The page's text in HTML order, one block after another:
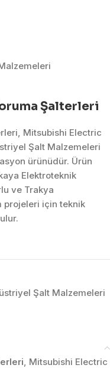
Şalterleri
Mitsubishi Electric
Şalt Malzemeleri
ürünüdür. Ürün
Elektroteknik
ve Trakya
projeleri için teknik
Şalt Malzemeleri
, Mitsubishi Electric